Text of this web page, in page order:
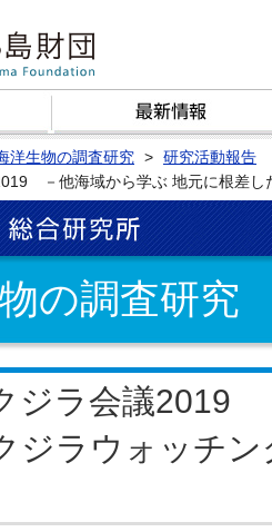
洋生物の調査研究
研究活動報告
－他海域から学ぶ 地元に根差し
の調査研究
ジラ会議2019
ジラウォッチン